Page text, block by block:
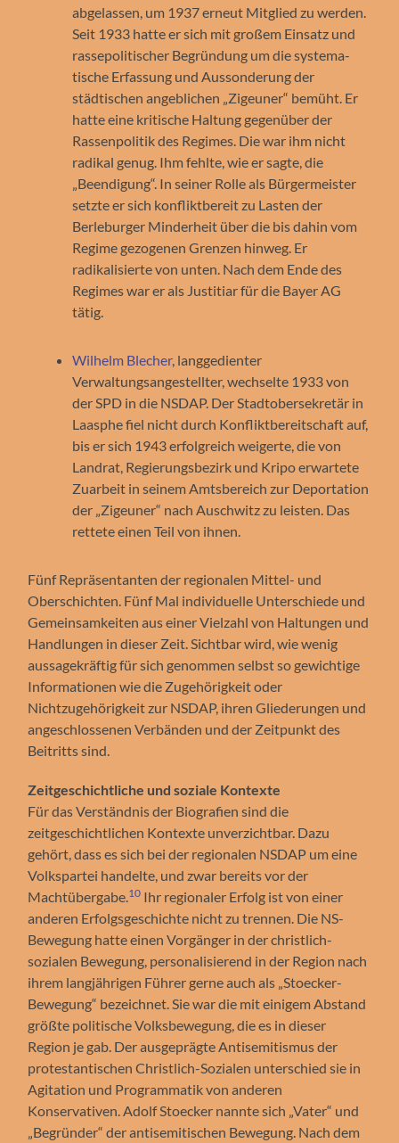
abgelassen, um 1937 erneut Mitglied zu werden.
Seit 1933 hatte er sich mit großem Einsatz und
rassepolitischer Begründung um die systema­
tische Erfassung und Aus­son­derung der
städtischen angeblichen „Zigeuner“ bemüht. Er
hatte eine kritische Haltung gegenüber der
Rassenpolitik des Regimes. Die war ihm nicht
radikal genug. Ihm fehlte, wie er sagte, die
„Beendigung“. In seiner Rolle als Bürgermeister
setzte er sich konfliktbereit zu Lasten der
Berleburger Minderheit über die bis dahin vom
Regime gezogenen Grenzen hinweg. Er
radikalisierte von unten. Nach dem Ende des
Regimes war er als Justitiar für die Bayer AG
tätig.
Wilhelm Blecher, langgedienter
Verwaltungsangestellter, wechselte 1933 von
der SPD in die NSDAP. Der Stadtobersekretär in
Laasphe fiel nicht durch Konfliktbereitschaft auf,
bis er sich 1943 erfolgreich weigerte, die von
Landrat, Regierungsbezirk und Kripo erwartete
Zuarbeit in seinem Amtsbereich zur Deportation
der „Zigeuner“ nach Auschwitz zu leisten. Das
rettete einen Teil von ihnen.
Fünf Repräsentanten der regionalen Mittel- und
Oberschichten. Fünf Mal individuelle Unterschiede und
Gemeinsamkeiten aus einer Vielzahl von Haltungen und
Handlungen in dieser Zeit. Sichtbar wird, wie wenig
aussagekräftig für sich genommen selbst so gewichtige
Informationen wie die Zugehörigkeit oder
Nichtzugehörigkeit zur NSDAP, ihren Gliederungen und
angeschlossenen Verbänden und der Zeitpunkt des
Beitritts sind.
Zeitgeschichtliche und soziale Kontexte
Für das Verständnis der Biografien sind die
zeitgeschichtlichen Kontexte unverzichtbar. Dazu
gehört, dass es sich bei der regionalen NSDAP um eine
Volkspartei handelte, und zwar bereits vor der
Machtübergabe. 10 Ihr regionaler Erfolg ist von einer
anderen Erfolgsgeschichte nicht zu trennen. Die NS-
Bewegung hatte einen Vorgänger in der christlich-
sozialen Bewegung, personalisierend in der Region nach
ihrem langjährigen Führer gerne auch als „Stoecker-
Bewegung“ bezeichnet. Sie war die mit einigem Abstand
größte politische Volksbewegung, die es in dieser
Region je gab. Der ausgeprägte Antisemitismus der
protestantischen Christlich-Sozialen unterschied sie in
Agitation und Programmatik von anderen
Konservativen. Adolf Stoecker nannte sich „Vater“ und
„Begründer“ der antisemitischen Bewegung. Nach dem